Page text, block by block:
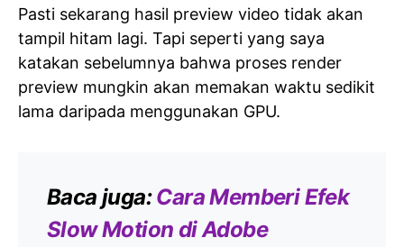
Pasti sekarang hasil preview video tidak akan
tampil hitam lagi. Tapi seperti yang saya
katakan sebelumnya bahwa proses render
preview mungkin akan memakan waktu sedikit
lama daripada menggunakan GPU.
Baca juga:Cara Memberi Efek
Slow Motion di Adobe